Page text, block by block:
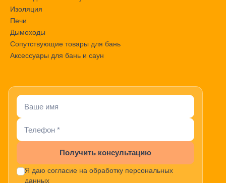
Изоляция
Печи
Дымоходы
Сопутствующие товары для бань
Аксессуары для бань и саун
Получить консультацию
Я даю согласие на обработку персональных
данных